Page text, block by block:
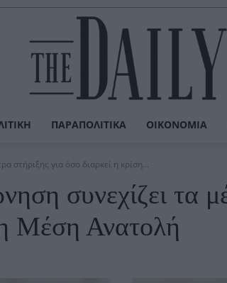
ΠΑΡΑΠΟΛΙΤΙΚΆ ΟΙΚΟΝΟΜΊΑ
στήριξης για όσο διαρκεί η κρίση...
συνεχίζει τα
Μέση Ανατολή